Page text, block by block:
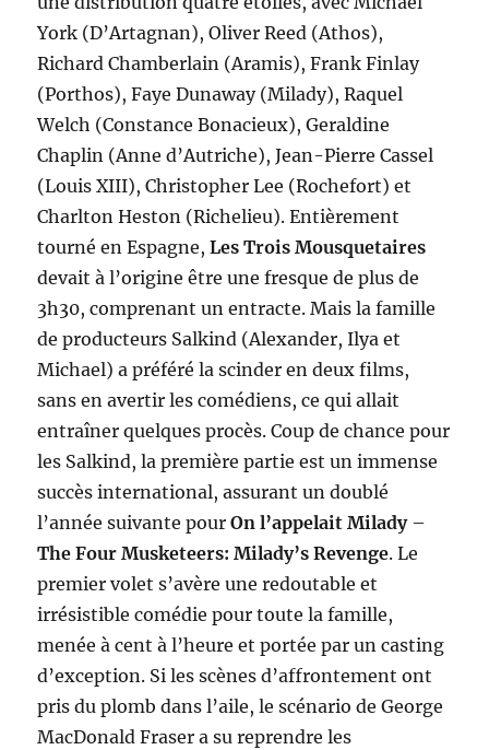
York (D’Artagnan), Oliver Reed (Athos),
Richard Chamberlain (Aramis), Frank Finlay
(Porthos), Faye Dunaway (Milady), Raquel
Welch (Constance Bonacieux), Geraldine
Chaplin (Anne d’Autriche), Jean-Pierre Cassel
(Louis XIII), Christopher Lee (Rochefort) et
Charlton Heston (Richelieu). Entièrement
tourné en Espagne,Les Trois Mousquetaires
devait à l’origine être une fresque de plus de
3h30, comprenant un entracte. Mais la famille
de producteurs Salkind (Alexander, Ilya et
Michael) a préféré la scinder en deux films,
sans en avertir les comédiens, ce qui allait
entraîner quelques procès. Coup de chance pour
les Salkind, la première partie est un immense
succès international, assurant un doublé
l’année suivante pourOn l’appelait Milady–
The Four Musketeers: Milady’s Revenge. Le
premier volet s’avère une redoutable et
irrésistible comédie pour toute la famille,
menée à cent à l’heure et portée par un casting
d’exception. Si les scènes d’affrontement ont
pris du plomb dans l’aile, le scénario de George
MacDonald Fraser a su reprendre les